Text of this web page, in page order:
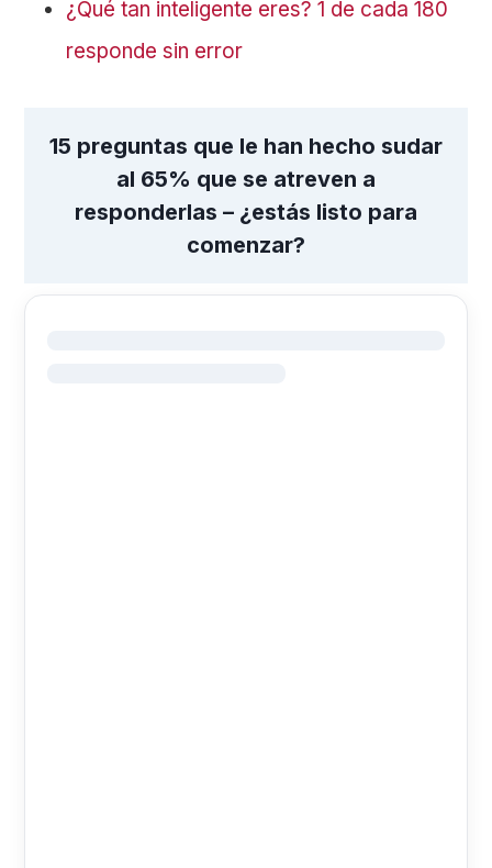
¿Qué tan inteligente eres? 1 de cada 180
responde sin error
15 preguntas que le han hecho sudar
al 65% que se atreven a
responderlas – ¿estás listo para
comenzar?